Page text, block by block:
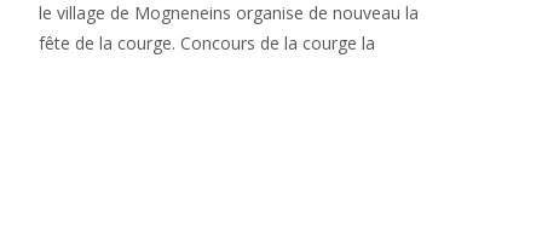
le village de Mogneneins organise de nouveau la
fête de la courge. Concours de la courge la